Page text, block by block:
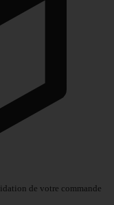
de votre commande